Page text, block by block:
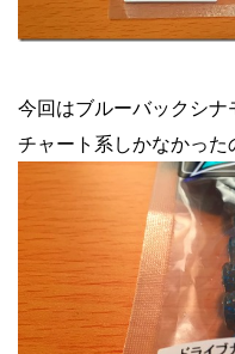
今回はブルーバックシ
チャート系しかなかった